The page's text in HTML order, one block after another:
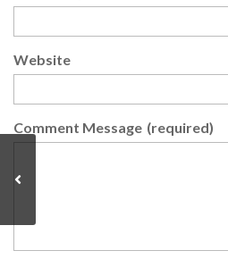
Website
Comment Message (required)